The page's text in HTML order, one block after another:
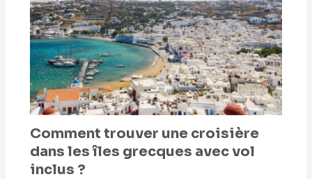
Comment trouver une croisière
dans les îles grecques avec vol
inclus ?